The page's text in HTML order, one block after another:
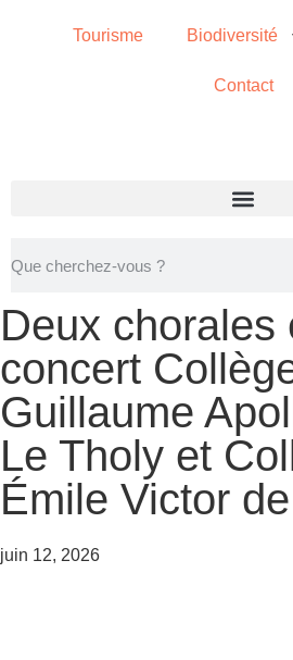
Tourisme Biodiversité
Contact
Deux chorales
concert
Guillaume
Le Tholy et
Émile Victor
juin 12, 2026